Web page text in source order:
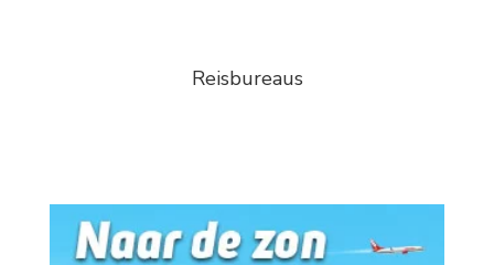
Reisbureaus